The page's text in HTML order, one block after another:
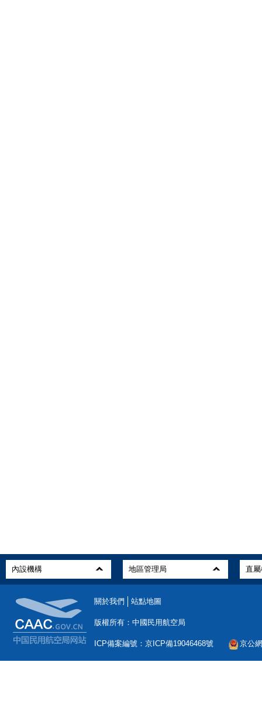
關於我們 站點地圖
版權所有：中國民用航空局
ICP備案編號：京ICP備19046468號 京公